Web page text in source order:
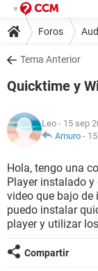
Foros
Tema Anterior
Quicktime y
Leo - 15 sep
Amuro -
Hola, tengo una
Player instalado
video que bajo de
puedo instalar
player y utilizar
Compartir